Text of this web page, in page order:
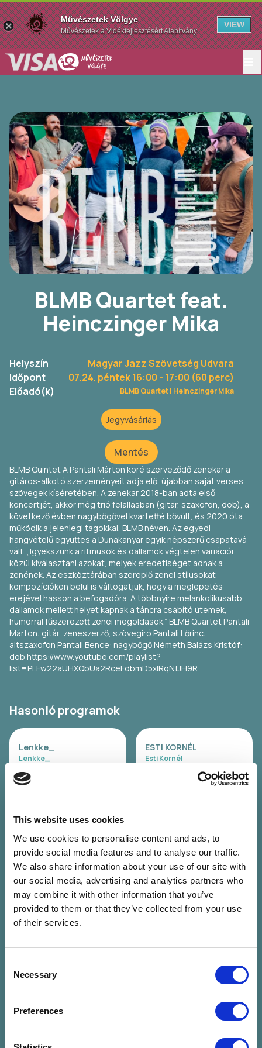
This website uses cookies
We use cookies to personalise content and ads, to
provide social media features and to analyse our traffic.
We also share information about your use of our site with
our social media, advertising and analytics partners who
may combine it with other information that you’ve
provided to them or that they’ve collected from your use
of their services.
Selection
Necessary
Preferences
BLMB Quartet feat.
Heinczinger Mika
Helyszín
Magyar Jazz Szövetség Udvara
Időpont
07.24. péntek 16:00 - 17:00 (60 perc)
Előadó(k)
BLMB Quartet | Heinczinger Mika
Jegyvásárlás
Mentés
BLMB Quintet A Pantali Márton köré szerveződő zenekar a
gitáros-alkotó szerzeményeit adja elő, újabban saját verses
szövegek kíséretében. A zenekar 2018-ban adta első
koncertjét, akkor még trió felállásban (gitár, szaxofon, dob), a
következő évben nagybőgővel kvartetté bővült, és 2020 óta
működik a jelenlegi tagokkal, BLMB néven. Az egyedi
hangvételű együttes a Dunakanyar egyik népszerű csapatává
vált. „Igyekszünk a ritmusok és dallamok végtelen variációi
közül kiválasztani azokat, melyek eredetiséget adnak a
zenének. Az eszköztárában szereplő zenei stílusokat
kompozíciókon belül is váltogatjuk, hogy a meglepetés
erejével hasson a befogadóra. A többnyire melankolikusabb
dallamok mellett helyet kapnak a táncra csábító ütemek,
humorral fűszerezett zenei megoldások.” BLMB Quartet Pantali
Márton: gitár, zeneszerző, szövegíró Pantali Lőrinc:
altszaxofon Pantali Bence: nagybőgő Németh Balázs Kristóf:
dob https://www.youtube.com/playlist?
list=PLFw22aUHXQbUa2RceFdbmD5xIRqNfJH9R
Hasonló programok
Lenkke_
Lenkke_
07.24. P 20:00 - 21:00 (60
Perc)
Múzeum - Taliándörögd
ESTI KORNÉL
Esti Kornél
07.24. P 20:30 - 22:00 (90
Sisi
07.24. P 22:00 - 23:30 (90
Perc)
Lőtér x Közlekedési
ELEFÁNT
Elefánt
07.24. P 23:00 - 00:30 (90
Perc)
Fiúk
José González (SE)
Művészetek Völgye
Művészetek a Vidékfejlesztésért Alapítvány
VIEW